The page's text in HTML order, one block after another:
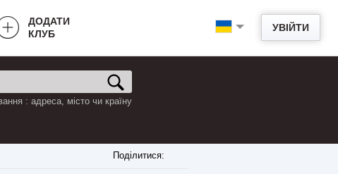
УВІЙТИ
ДОДАТИ
КЛУБ
: адреса, місто чи країну
Поділитися: